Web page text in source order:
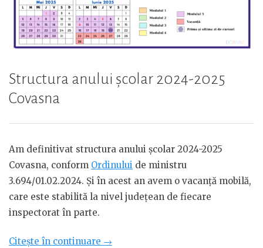
Structura anului școlar 2024-2025
Covasna
Am definitivat structura anului școlar 2024-2025
Covasna, conform Ordinului de ministru
3.694/01.02.2024. Și în acest an avem o vacanță mobilă,
care este stabilită la nivel județean de fiecare
inspectorat în parte.
Citește în continuare „Structura
→